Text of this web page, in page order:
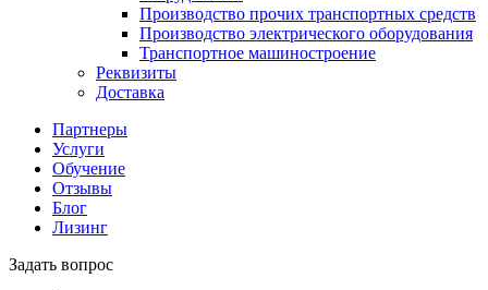
Производство прочих транспортных средств
Производство электрического оборудования
Транспортное машиностроение
Реквизиты
Доставка
Партнеры
Услуги
Обучение
Отзывы
Блог
Лизинг
Задать вопрос